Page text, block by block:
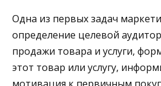
Одна из первых задач
определение целевой
продажи товара и услуги,
этот товар или услугу,